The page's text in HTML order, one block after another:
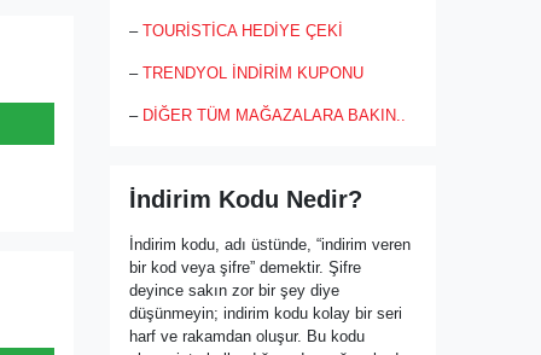
– TOURİSTİCA HEDİYE ÇEKİ
– TRENDYOL İNDİRİM KUPONU
– DİĞER TÜM MAĞAZALARA BAKIN..
İndirim Kodu Nedir?
İndirim kodu, adı üstünde, “indirim veren
bir kod veya şifre” demektir. Şifre
deyince sakın zor bir şey diye
düşünmeyin; indirim kodu kolay bir seri
harf ve rakamdan oluşur. Bu kodu